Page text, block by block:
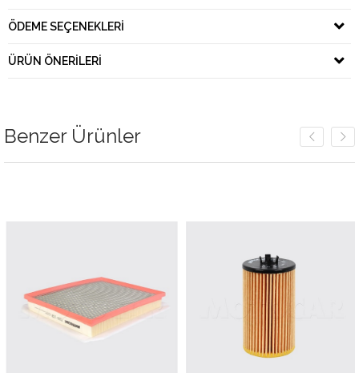
ÖDEME SEÇENEKLERI
ÜRÜN ÖNERILERI
Benzer Ürünler